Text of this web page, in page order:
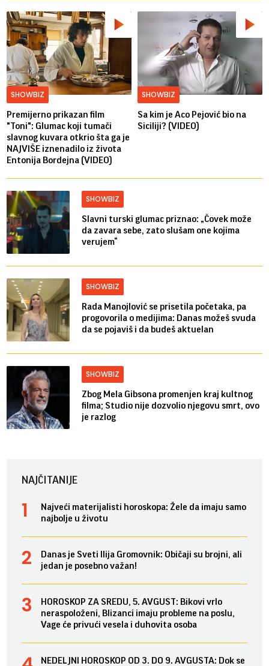
SHOWBIZ
Premijerno prikazan film
"Toni": Glumac koji tumači
slavnog kuvara otkrio šta ga je
NAJVIŠE iznenadilo iz života
Entonija Bordejna (VIDEO)
SHOWBIZ
Sa kim je Aco Pejović bio na
Siciliji? (VIDEO)
SHOWBIZ
Slavni turski glumac priznao: „Čovek može
da zavara sebe, zato slušam one kojima
verujem“
SHOWBIZ
Rada Manojlović se prisetila početaka, pa
progovorila o medijima: Danas možeš svuda
da se pojaviš i da budeš aktuelan
SHOWBIZ
Zbog Mela Gibsona promenjen kraj kultnog
filma; Studio nije dozvolio njegovu smrt, ovo
je razlog
NAJČITANIJE
Najveći materijalisti horoskopa: Žele da imaju samo
najbolje u životu
Danas je Sveti Ilija Gromovnik: Običaji su brojni, ali
jedan je posebno važan!
HOROSKOP ZA SREDU, 5. AVGUST: Bikovi vrlo
neraspoloženi, Blizanci imaju probleme na poslu,
Vage će privući vesela i duhovita osoba
NEDELJNI HOROSKOP OD 3. DO 9. AVGUSTA: Dok se